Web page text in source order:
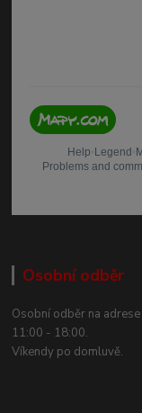
Osobní odběr
Osobní odběr na
11:00 - 18:00.
Víkendy po domluvě.